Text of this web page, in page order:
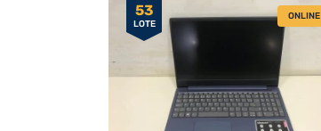
53
LOTE
ONLINE